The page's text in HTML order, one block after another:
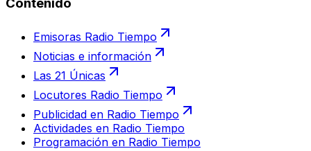
Emisoras Radio Tiempo
Noticias e información
Las 21 Únicas
Locutores Radio Tiempo
Publicidad en Radio Tiempo
Actividades en Radio Tiempo
Programación en Radio Tiempo